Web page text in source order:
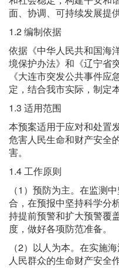
面、协调、可持续发展提
1.2 编制依据
依据《中华人民共和国海
境保护办法》和《辽宁省
《大连市突发公共事件
定，结合我市实际，制定
1.3 适用范围
本预案适用于应对和处置
危害人民生命和财产安全
害。
1.4 工作原则
（1）预防为主。在监测
合，在预报中坚持科学分
持提前预警和扩大预警覆
度，做好各项防范准备。
（2）以人为本。在实施
人民群众的生命财产安全